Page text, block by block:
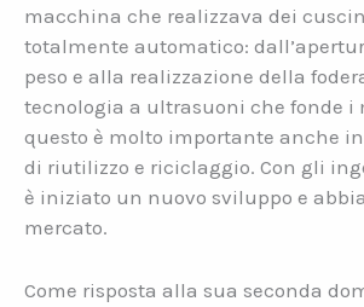
macchina che realizzava dei
totalmente automatico:
peso e alla realizzazione della
tecnologia a ultrasuoni che fonde i
questo è molto importante anche
di riutilizzo e riciclaggio. Con gli
è iniziato un nuovo sviluppo e
mercato.
Come risposta alla sua seconda